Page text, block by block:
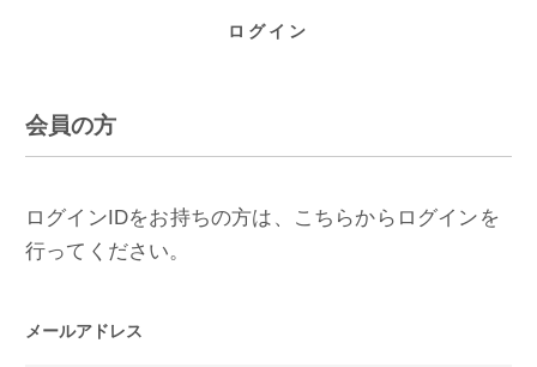
ログイン
会員の方
ログインIDをお持ちの方は、こちらからログインを
行ってください。
メールアドレス